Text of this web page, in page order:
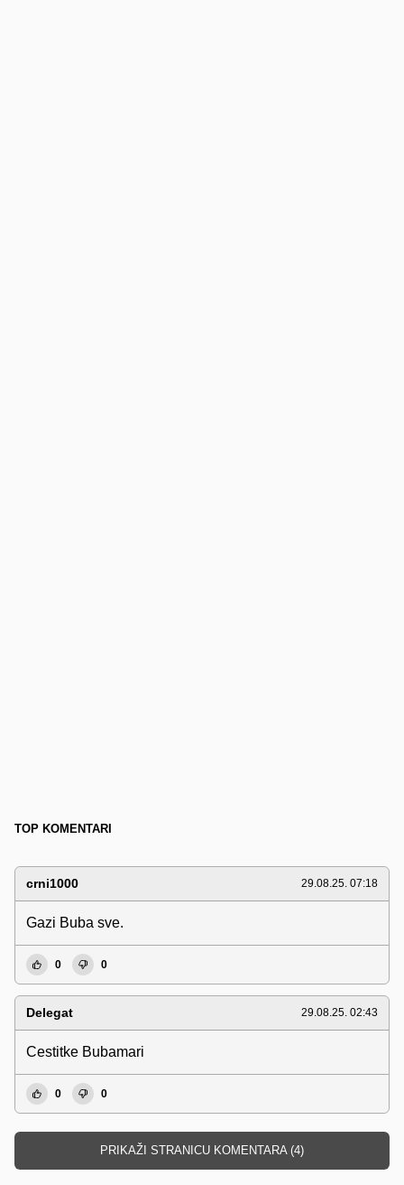
TOP KOMENTARI
crni1000 29.08.25. 07:18
Gazi Buba sve.
0 0
Delegat 29.08.25. 02:43
Cestitke Bubamari
0 0
PRIKAŽI STRANICU KOMENTARA (4)